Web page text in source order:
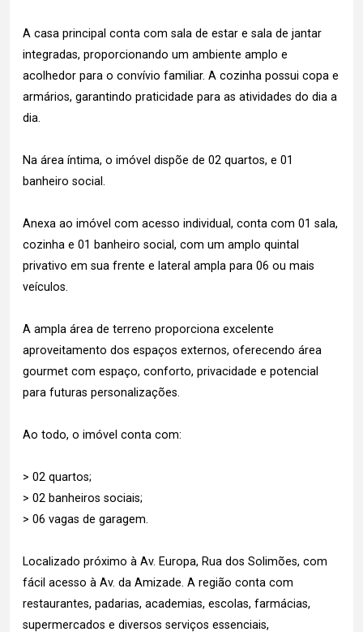
A casa principal conta com sala de estar e sala de jantar
integradas, proporcionando um ambiente amplo e
acolhedor para o convívio familiar. A cozinha possui copa e
armários, garantindo praticidade para as atividades do dia a
dia.
Na área íntima, o imóvel dispõe de 02 quartos, e 01
banheiro social.
Anexa ao imóvel com acesso individual, conta com 01 sala,
cozinha e 01 banheiro social, com um amplo quintal
privativo em sua frente e lateral ampla para 06 ou mais
veículos.
A ampla área de terreno proporciona excelente
aproveitamento dos espaços externos, oferecendo área
gourmet com espaço, conforto, privacidade e potencial
para futuras personalizações.
Ao todo, o imóvel conta com:
> 02 quartos;
> 02 banheiros sociais;
> 06 vagas de garagem.
Localizado próximo à Av. Europa, Rua dos Solimões, com
fácil acesso à Av. da Amizade. A região conta com
restaurantes, padarias, academias, escolas, farmácias,
supermercados e diversos serviços essenciais,